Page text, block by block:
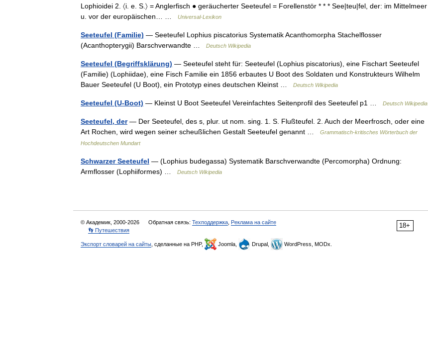
Lophioidei 2. 〈i. e. S.〉 = Anglerfisch ● geräucherter Seeteufel = Forellenstör * * * See|teu|fel, der: im Mittelmeer
u. vor der europäischen… …
Universal-Lexikon
Seeteufel (Familie) — Seeteufel Lophius piscatorius Systematik Acanthomorpha Stachelflosser
(Acanthopterygii) Barschverwandte …
Deutsch Wikipedia
Seeteufel (Begriffsklärung) — Seeteufel steht für: Seeteufel (Lophius piscatorius), eine Fischart Seeteufel
(Familie) (Lophiidae), eine Fisch Familie ein 1856 erbautes U Boot des Soldaten und Konstrukteurs Wilhelm
Bauer Seeteufel (U Boot), ein Prototyp eines deutschen Kleinst …
Deutsch Wikipedia
Seeteufel (U-Boot) — Kleinst U Boot Seeteufel Vereinfachtes Seitenprofil des Seeteufel p1 … Deutsch Wikipedia
Seeteufel, der— Der Seeteufel, des s, plur. ut nom. sing. 1. S. Flußteufel. 2. Auch der Meerfrosch, oder eine
Art Rochen, wird wegen seiner scheußlichen Gestalt Seeteufel genannt …
Grammatisch-kritisches Wörterbuch der
Hochdeutschen Mundart
Schwarzer Seeteufel — (Lophius budegassa) Systematik Barschverwandte (Percomorpha) Ordnung:
Armflosser (Lophiiformes) …
Deutsch Wikipedia
18+
© Академик, 2000-2026 Обратная связь: Техподдержка Реклама на сайте
👣 Путешествия
Экспорт словарей на сайты , сделанные на PHP, Joomla, Drupal, WordPress, MODx.